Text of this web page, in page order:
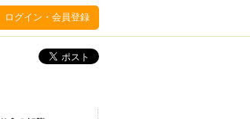
ログイン・会員登録